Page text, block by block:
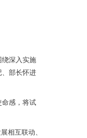
绕深入实施
、部长怀进
感，将试
相互联动、